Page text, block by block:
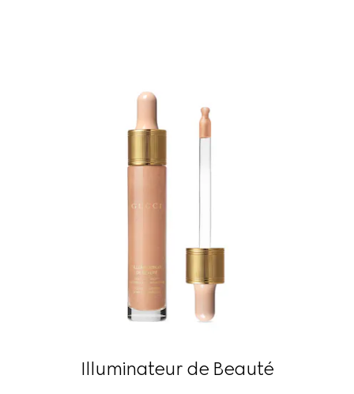
Illuminateur de Beauté